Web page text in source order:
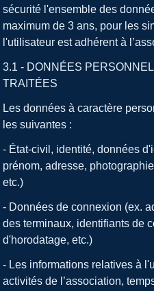
sécurité l'ensemble des
maximum de 3 ans, pour les
l'utilisateur est adhérent à
3.1 - DONNÉES
TRAITÉES
Les données à caractère
les suivantes :
- État-civil, identité, données
prénom, adresse,
etc.)
- Données de connexion (ex.
des terminaux, identifiants de
d'horodatage, etc.)
- Les informations relatives à
activités de l’association,